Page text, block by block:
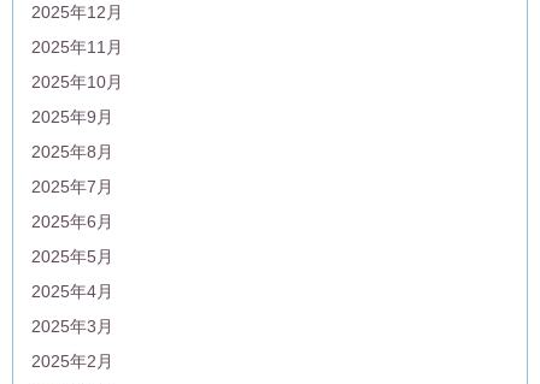
2025年12月
2025年11月
2025年10月
2025年9月
2025年8月
2025年7月
2025年6月
2025年5月
2025年4月
2025年3月
2025年2月